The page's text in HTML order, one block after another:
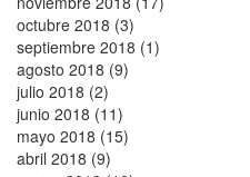
octubre 2018 (3)
septiembre 2018 (1)
agosto 2018 (9)
julio 2018 (2)
junio 2018 (11)
mayo 2018 (15)
abril 2018 (9)